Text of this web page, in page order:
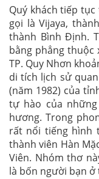
Quý khách tiếp
gọi là Vijaya,
thành Bình Định.
bằng phẳng thuộc
TP. Quy Nhơn
di tích lịch sử
(năm 1982) của
tự hào của
hương. Trong
rất nổi tiếng hình
thành viên Hàn
Viên. Nhóm thơ
là bốn người bạn